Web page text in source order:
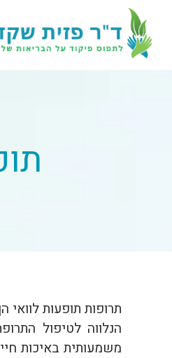
תרופות תופעות לוואי
הנלווה לטיפול
משמעותית באיכות